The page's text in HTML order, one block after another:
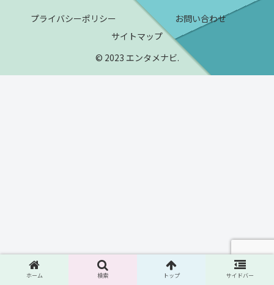
プライバシーポリシー
お問い合わせ
サイトマップ
© 2023 エンタメナビ.
ホーム 検索 トップ サイドバー